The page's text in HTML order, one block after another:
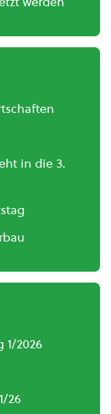
in die 3.
1/2026
26